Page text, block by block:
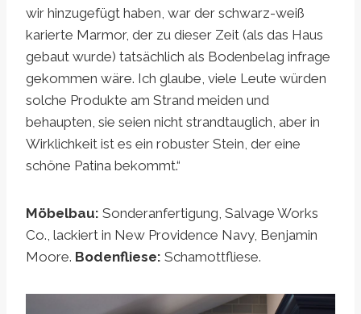
wir hinzugefügt haben, war der schwarz-weiß
karierte Marmor, der zu dieser Zeit (als das Haus
gebaut wurde) tatsächlich als Bodenbelag infrage
gekommen wäre. Ich glaube, viele Leute würden
solche Produkte am Strand meiden und
behaupten, sie seien nicht strandtauglich, aber in
Wirklichkeit ist es ein robuster Stein, der eine
schöne Patina bekommt.“
Möbelbau: Sonderanfertigung, Salvage Works
Co., lackiert in New Providence Navy, Benjamin
Moore. Bodenfliese: Schamottfliese.